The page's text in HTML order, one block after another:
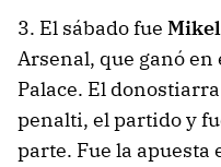
3. El sábado fue
Arsenal, que ganó
Palace. El
penalti, el partido y
parte. Fue la apuesta